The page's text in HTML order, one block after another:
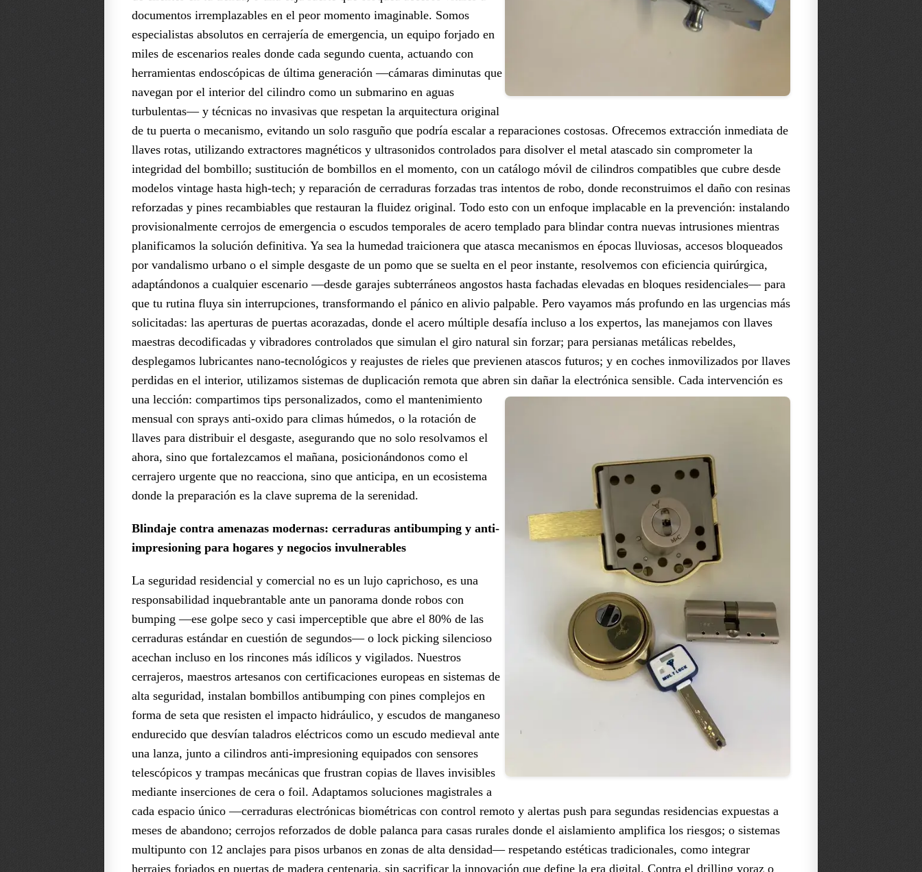
documentos irremplazables en el peor momento imaginable. Somos
especialistas absolutos en cerrajería de emergencia, un equipo forjado en
miles de escenarios reales donde cada segundo cuenta, actuando con
herramientas endoscópicas de última generación —cámaras diminutas que
navegan por el interior del cilindro como un submarino en aguas
turbulentas— y técnicas no invasivas que respetan la arquitectura original
de tu puerta o mecanismo, evitando un solo rasguño que podría escalar a reparaciones costosas. Ofrecemos extracción inmediata de
llaves rotas, utilizando extractores magnéticos y ultrasonidos controlados para disolver el metal atascado sin comprometer la
integridad del bombillo; sustitución de bombillos en el momento, con un catálogo móvil de cilindros compatibles que cubre desde
modelos vintage hasta high-tech; y reparación de cerraduras forzadas tras intentos de robo, donde reconstruimos el daño con resinas
reforzadas y pines recambiables que restauran la fluidez original. Todo esto con un enfoque implacable en la prevención: instalando
provisionalmente cerrojos de emergencia o escudos temporales de acero templado para blindar contra nuevas intrusiones mientras
planificamos la solución definitiva. Ya sea la humedad traicionera que atasca mecanismos en épocas lluviosas, accesos bloqueados
por vandalismo urbano o el simple desgaste de un pomo que se suelta en el peor instante, resolvemos con eficiencia quirúrgica,
adaptándonos a cualquier escenario —desde garajes subterráneos angostos hasta fachadas elevadas en bloques residenciales— para
que tu rutina fluya sin interrupciones, transformando el pánico en alivio palpable. Pero vayamos más profundo en las urgencias más
solicitadas: las aperturas de puertas acorazadas, donde el acero múltiple desafía incluso a los expertos, las manejamos con llaves
maestras decodificadas y vibradores controlados que simulan el giro natural sin forzar; para persianas metálicas rebeldes,
desplegamos lubricantes nano-tecnológicos y reajustes de rieles que previenen atascos futuros; y en coches inmovilizados por llaves
perdidas en el interior, utilizamos sistemas de duplicación remota que abren sin dañar la electrónica sensible. Cada intervención es
una lección: compartimos tips personalizados, como el mantenimiento
mensual con sprays anti-oxido para climas húmedos, o la rotación de
llaves para distribuir el desgaste, asegurando que no solo resolvamos el
ahora, sino que fortalezcamos el mañana, posicionándonos como el
cerrajero urgente que no reacciona, sino que anticipa, en un ecosistema
donde la preparación es la clave suprema de la serenidad.
Blindaje contra amenazas modernas: cerraduras antibumping y anti-
impresioning para hogares y negocios invulnerables
La seguridad residencial y comercial no es un lujo caprichoso, es una
responsabilidad inquebrantable ante un panorama donde robos con
bumping —ese golpe seco y casi imperceptible que abre el 80% de las
cerraduras estándar en cuestión de segundos— o lock picking silencioso
acechan incluso en los rincones más idílicos y vigilados. Nuestros
cerrajeros, maestros artesanos con certificaciones europeas en sistemas de
alta seguridad, instalan bombillos antibumping con pines complejos en
forma de seta que resisten el impacto hidráulico, y escudos de manganeso
endurecido que desvían taladros eléctricos como un escudo medieval ante
una lanza, junto a cilindros anti-impresioning equipados con sensores
telescópicos y trampas mecánicas que frustran copias de llaves invisibles
mediante inserciones de cera o foil. Adaptamos soluciones magistrales a
cada espacio único —cerraduras electrónicas biométricas con control remoto y alertas push para segundas residencias expuestas a
meses de abandono; cerrojos reforzados de doble palanca para casas rurales donde el aislamiento amplifica los riesgos; o sistemas
multipunto con 12 anclajes para pisos urbanos en zonas de alta densidad— respetando estéticas tradicionales, como integrar
herrajes forjados en puertas de madera centenaria, sin sacrificar la innovación que define la era digital. Contra el drilling voraz o